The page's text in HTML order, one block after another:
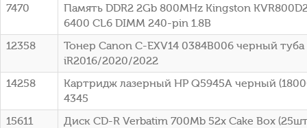
7470
Память DDR2 2Gb 800MHz Kingston
6400 CL6 DIMM 240-pin 1.8В
12358
Тонер Canon C-EXV14 0384B006 черный
iR2016/2020/2022
14258
Картридж лазерный HP Q5945A черный
4345
15611
Диск CD-R Verbatim 700Mb 52x Cake Box